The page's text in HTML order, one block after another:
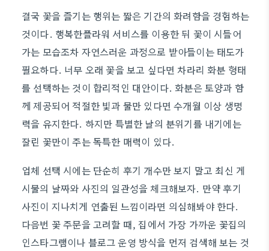
결국 꽃을 즐기는 행위는 짧은 기간의 화려함을 경험하는
것이다. 행복한플라워 서비스를 이용한 뒤 꽃이 시들어
가는 모습조차 자연스러운 과정으로 받아들이는 태도가
필요하다. 너무 오래 꽃을 보고 싶다면 차라리 화분 형태
를 선택하는 것이 합리적인 대안이다. 화분은 토양과 함
께 제공되어 적절한 빛과 물만 있다면 수개월 이상 생명
력을 유지한다. 하지만 특별한 날의 분위기를 내기에는
잘린 꽃만이 주는 독특한 매력이 있다.
업체 선택 시에는 단순히 후기 개수만 보지 말고 최신 게
시물의 날짜와 사진의 일관성을 체크해보자. 만약 후기
사진이 지나치게 연출된 느낌이라면 의심해봐야 한다.
다음번 꽃 주문을 고려할 때, 집에서 가장 가까운 꽃집의
인스타그램이나 블로그 운영 방식을 먼저 검색해 보는 것